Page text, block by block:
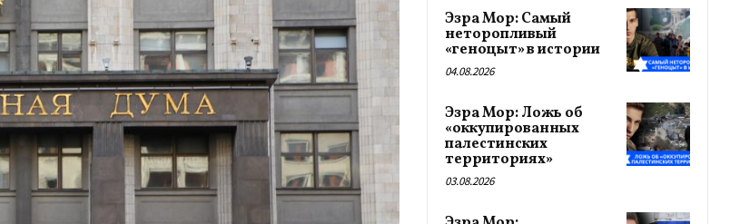
Эзра Мор: Самый
неторопливый
«геноцыт» в истории
04.08.2026
Эзра Мор: Ложь об
«оккупированных
палестинских
территориях»
03.08.2026